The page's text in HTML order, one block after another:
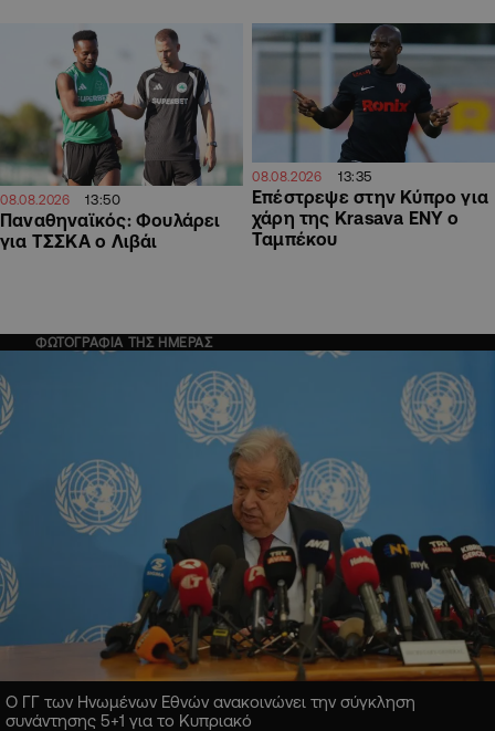
08.08.2026 13:50
Παναθηναϊκός: Φουλάρει
για ΤΣΣΚΑ ο Λιβάι
08.08.2026 13:35
Επέστρεψε στην Κύπρο για
χάρη της Krasava ΕΝΥ ο
Ταμπέκου
ΦΩΤΟΓΡΑΦΙΑ ΤΗΣ ΗΜΕΡΑΣ
Ο ΓΓ των Ηνωμένων Εθνών ανακοινώνει την σύγκληση
συνάντησης 5+1 για το Κυπριακό